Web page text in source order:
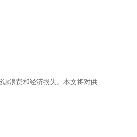
浪费和经济损失。本文将对供